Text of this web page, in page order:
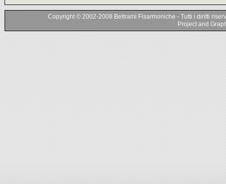
Copyright © 2002-2008 Beltrami Fisarmoniche - Tutti i diritti
Project and